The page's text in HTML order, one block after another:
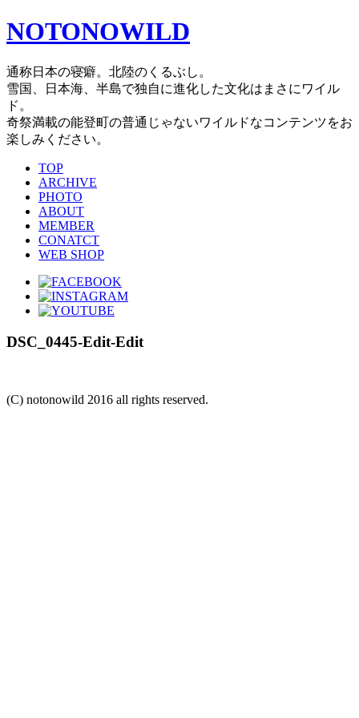
NOTONOWILD
通称日本の寝癖。北陸のくるぶし。
雪国、日本海、半島で独自に進化した文化はまさにワイル
ド。
奇祭満載の能登町の普通じゃないワイルドなコンテンツをお
楽しみください。
TOP
ARCHIVE
PHOTO
ABOUT
MEMBER
CONATCT
WEB SHOP
DSC_0445-Edit-Edit
(C) notonowild 2016 all rights reserved.